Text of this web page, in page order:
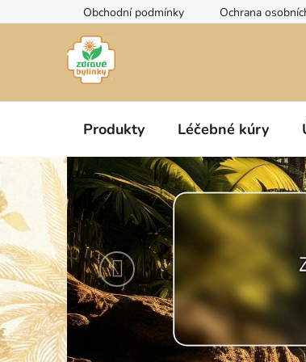
na
Obchodní podmínky Ochrana
Produkty Léčebné kúry
Předchozí